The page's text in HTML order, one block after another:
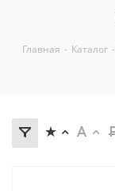
Главная - Каталог -